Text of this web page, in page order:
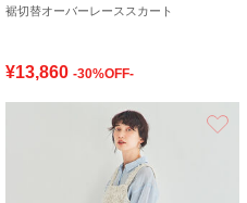
裾切替オーバーレーススカート
¥13,860 -30%OFF-